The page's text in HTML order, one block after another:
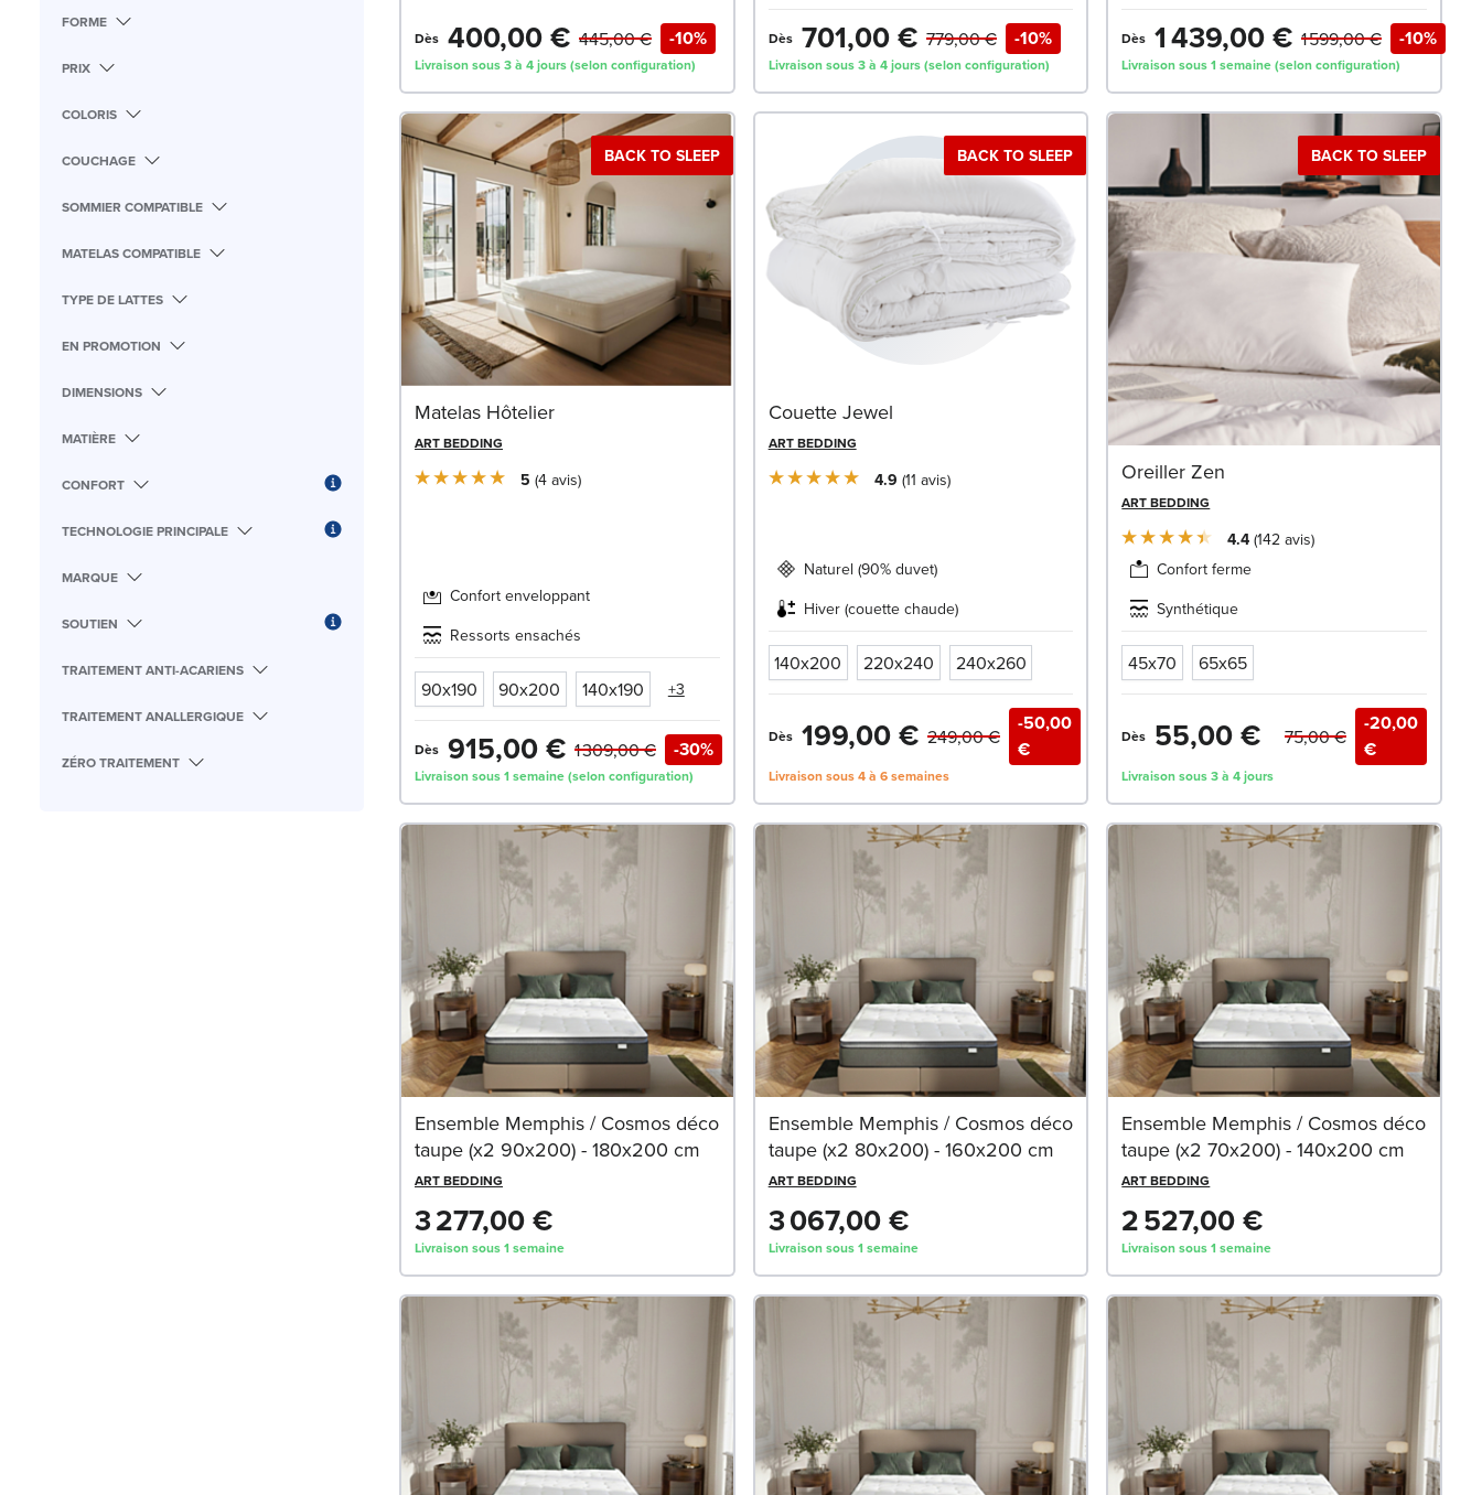
FORME
PRIX
COLORIS
COUCHAGE
SOMMIER COMPATIBLE
MATELAS COMPATIBLE
TYPE DE LATTES
EN PROMOTION
DIMENSIONS
MATIÈRE
CONFORT
TECHNOLOGIE PRINCIPALE
MARQUE
SOUTIEN
TRAITEMENT ANTI-ACARIENS
TRAITEMENT ANALLERGIQUE
ZÉRO TRAITEMENT
Dès 400,00 € -10%
445,00 €
Livraison sous 3 à 4 jours (selon configuration)
Dès 701,00 € -10%
779,00 €
Livraison sous 3 à 4 jours (selon configuration)
Dès 1 439,00 € -10%
1 599,00 €
Livraison sous 1 semaine (selon configuration)
BACK TO SLEEP
Matelas Hôtelier
ART BEDDING
5 4 avis
Confort enveloppant
Ressorts ensachés
90x190 90x200 140x190 +3
Dès 915,00 € -30%
1 309,00 €
Livraison sous 1 semaine (selon configuration)
BACK TO SLEEP
Couette Jewel
ART BEDDING
4.9 11 avis
Naturel (90% duvet)
Hiver (couette chaude)
140x200 220x240 240x260
Dès 199,00 €
-50,00
€
249,00 €
Livraison sous 4 à 6 semaines
BACK TO SLEEP
Oreiller Zen
ART BEDDING
4.4 142avis
Confort ferme
Synthétique
45x70 65x65
Dès 55,00 €
-20,00
€
75,00 €
Livraison sous 3 à 4 jours
Ensemble Memphis / Cosmos déco
taupe (x2 90x200) - 180x200 cm
ART BEDDING
3 277,00 €
Livraison sous 1 semaine
Ensemble Memphis / Cosmos déco
taupe (x2 80x200) - 160x200 cm
ART BEDDING
3 067,00 €
Livraison sous 1 semaine
Ensemble Memphis / Cosmos déco
taupe (x2 70x200) - 140x200 cm
ART BEDDING
2 527,00 €
Livraison sous 1 semaine